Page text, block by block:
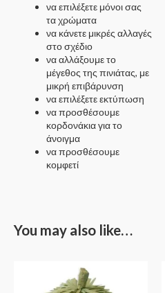
να επιλέξετε μόνοι σας
τα χρώματα
να κάνετε μικρές αλλαγές
στο σχέδιο
να αλλάξουμε το
μέγεθος της πινιάτας, με
μικρή επιβάρυνση
να επιλέξετε εκτύπωση
να προσθέσουμε
κορδονάκια για το
άνοιγμα
να προσθέσουμε
κομφετί
You may also like…